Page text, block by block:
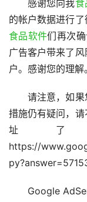
感谢您向我食
的帐户数据进行
食品软件们再次
广告客户带来了
户。感谢您的理解。
请注意，如果
措施仍有疑问，
址
https://
py?answer=57153
Google